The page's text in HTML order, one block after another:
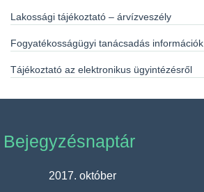
Lakossági tájékoztató – árvízveszély
Fogyatékosságügyi tanácsadás információk
Tájékoztató az elektronikus ügyintézésről
Bejegyzésnaptár
2017. október